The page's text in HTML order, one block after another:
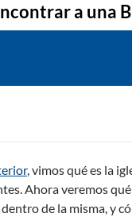
a una
, vimos qué es la
Ahora veremos
de la misma, y